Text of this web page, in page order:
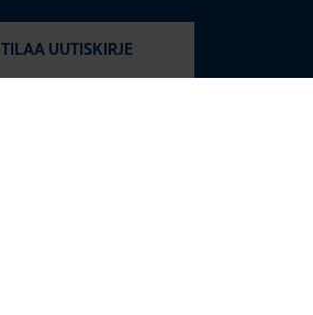
TILAA UUTISKIRJE